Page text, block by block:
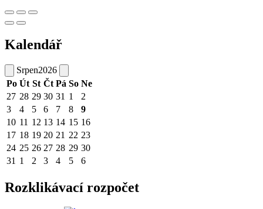
Kalendář
Srpen2026
Po Út St Čt Pá So Ne
27 28 29 30 31 1
2
3
4 5 6 7 8
9
10 11 12 13 14 15 16
17 18 19 20 21 22 23
24 25 26 27 28 29 30
31 1 2 3 4 5 6
Rozklikávací rozpočet